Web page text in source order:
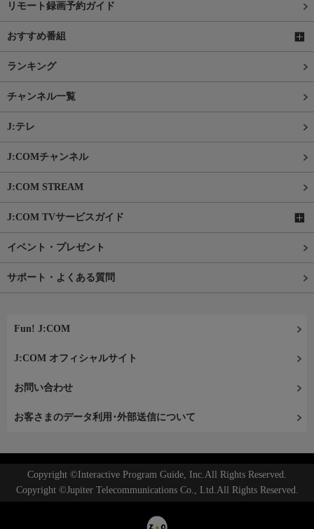
リモート録画予約ガイド
おすすめ番組
ランキング
チャンネル一覧
J:テレ
J:COMチャンネル
J:COM STREAM
J:COM TVサービスガイド
イベント・プレゼント
サポート・よくある質問
Fun! J:COM
J:COM オフィシャルサイト
お問い合わせ
お客さまのデータ利用･外部送信について
Copyright ©Interactive Program Guide, Inc.All Rights Reserved.
Copyright ©Jupiter Telecommunications Co., Ltd.All Rights Reserved.